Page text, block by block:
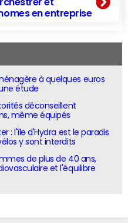
en entreprise
à quelques euros
étude
déconseillent
même équipés
: l'île d'Hydra est le paradis
y sont interdits
de plus de 40 ans,
et l'équilibre